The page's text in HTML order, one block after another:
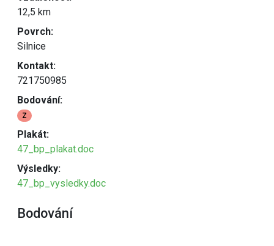
12,5 km
Povrch:
Silnice
Kontakt:
721750985
Bodování:
Z
Plakát:
47_bp_plakat.doc
Výsledky:
47_bp_vysledky.doc
Bodování